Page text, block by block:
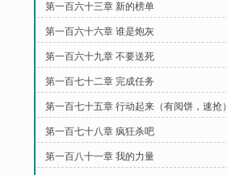
第一百六十三章 新的榜单
第一百六十六章 谁是炮灰
第一百六十九章 不要送死
第一百七十二章 完成任务
第一百七十五章 行动起来（有阅饼，速抢）
第一百七十八章 疯狂杀吧
第一百八十一章 我的力量